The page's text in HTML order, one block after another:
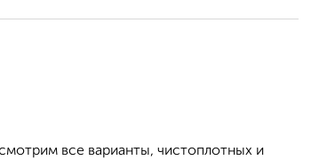
все варианты, чистоплотных и